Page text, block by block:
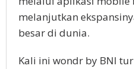
melanjutkan
besar di dunia.
Kali ini wondr by BNI